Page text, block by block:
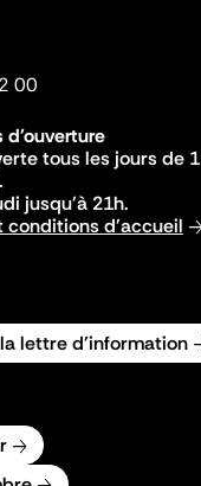
00
d'ouverture
tous les jours de
jusqu'à 21h.
conditions d'accueil
lettre d'information